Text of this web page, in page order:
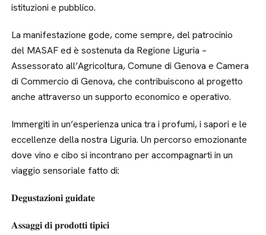
istituzioni e pubblico.
La manifestazione gode, come sempre, del patrocinio
del MASAF ed è sostenuta da Regione Liguria –
Assessorato all’Agricoltura, Comune di Genova e Camera
di Commercio di Genova, che contribuiscono al progetto
anche attraverso un supporto economico e operativo.
Immergiti in un’esperienza unica tra i profumi, i sapori e le
eccellenze della nostra Liguria. Un percorso emozionante
dove vino e cibo si incontrano per accompagnarti in un
viaggio sensoriale fatto di:
𝐃𝐞𝐠𝐮𝐬𝐭𝐚𝐳𝐢𝐨𝐧𝐢 𝐠𝐮𝐢𝐝𝐚𝐭𝐞
𝐀𝐬𝐬𝐚𝐠𝐠𝐢 𝐝𝐢 𝐩𝐫𝐨𝐝𝐨𝐭𝐭𝐢 𝐭𝐢𝐩𝐢𝐜𝐢